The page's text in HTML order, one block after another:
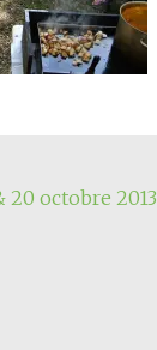
20 octobre 2013